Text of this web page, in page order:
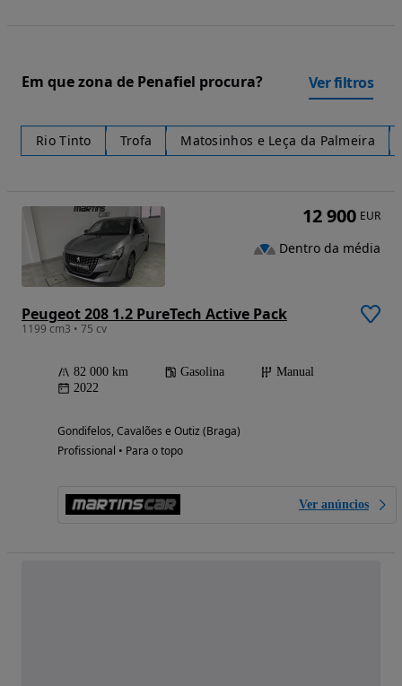
Em que zona de Penafiel procura? Ver filtros
Rio Tinto Trofa Matosinhos e Leça da Palmeira
Peugeot 208 1.2 PureTech Active Pack
1199 cm3 • 75 cv
82 000 km Gasolina
Manual
2022
Gondifelos, Cavalões e Outiz (Braga)
Profissional • Para o topo
Ver anúncios
12 900 EUR
Dentro da média